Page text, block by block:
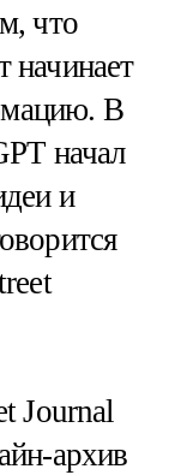
что
начинает
В
начал
и
Journal
архив